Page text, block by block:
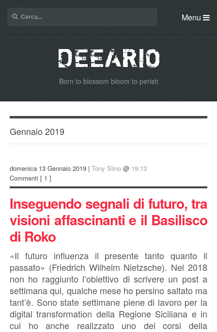
Menu
Born to blossom bloom to perish
Gennaio 2019
domenica 13 Gennaio 2019 | Tony Siino @ 19:13
Commenti [ 1 ]
Inseguendo segnali di futuro, tra
visioni affascinanti e il Basilisco
di Roko
«Il futuro influenza il presente tanto quanto il
passato» (Friedrich Wilhelm Nietzsche). Nel 2018
non ho raggiunto l’obiettivo di scrivere un post a
settimana qui, qualche mese ho persino saltato ma
tant’è. Sono state settimane piene di lavoro per la
digital transformation della Regione Siciliana e in
cui ho anche realizzato uno dei corsi della